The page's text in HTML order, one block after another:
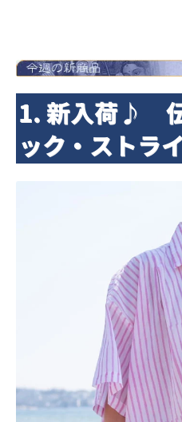
1. 新入荷♪ 伝
ック・ストラ